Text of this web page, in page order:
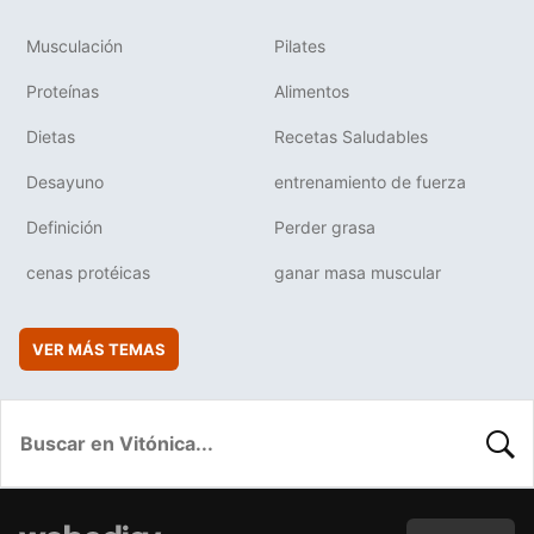
Musculación Pilates
Proteínas Alimentos
Dietas Recetas Saludables
Desayuno entrenamiento de fuerza
Definición Perder grasa
cenas protéicas ganar masa muscular
VER MÁS TEMAS